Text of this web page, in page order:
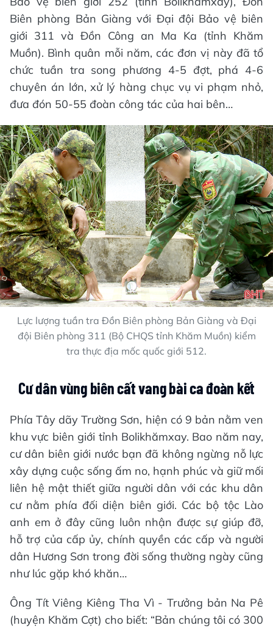
Biên phòng Bản Giàng với Đại đội Bảo vệ biên
giới 311 và Đồn Công an Ma Ka (tỉnh Khăm
Muồn). Bình quân mỗi năm, các đơn vị này đã tổ
chức tuần tra song phương 4-5 đợt, phá 4-6
chuyên án lớn, xử lý hàng chục vụ vi phạm nhỏ,
đưa đón 50-55 đoàn công tác của hai bên…
Lực lượng tuần tra Đồn Biên phòng Bản Giàng và Đại
đội Biên phòng 311 (Bộ CHQS tỉnh Khăm Muồn) kiểm
tra thực địa mốc quốc giới 512.
Cư dân vùng biên cất vang bài ca đoàn kết
Phía Tây dãy Trường Sơn, hiện có 9 bản nằm ven
khu vực biên giới tỉnh Bolikhămxay. Bao năm nay,
cư dân biên giới nước bạn đã không ngừng nỗ lực
xây dựng cuộc sống ấm no, hạnh phúc và giữ mối
liên hệ mật thiết giữa người dân với các khu dân
cư nằm phía đối diện biên giới. Các bộ tộc Lào
anh em ở đây cũng luôn nhận được sự giúp đỡ,
hỗ trợ của cấp ủy, chính quyền các cấp và người
dân Hương Sơn trong đời sống thường ngày cũng
như lúc gặp khó khăn…
Ông Tít Viêng Kiêng Tha Vì - Trưởng bản Na Pê
(huyện Khăm Cợt) cho biết: “Bản chúng tôi có 300